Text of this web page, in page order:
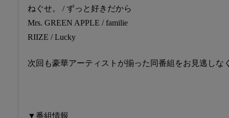
ねぐせ。 / ずっと好きだから
Mrs. GREEN APPLE / familie
RIIZE / Lucky
次回も豪華アーティストが揃った同番組をお見逃しな
▼番組情報